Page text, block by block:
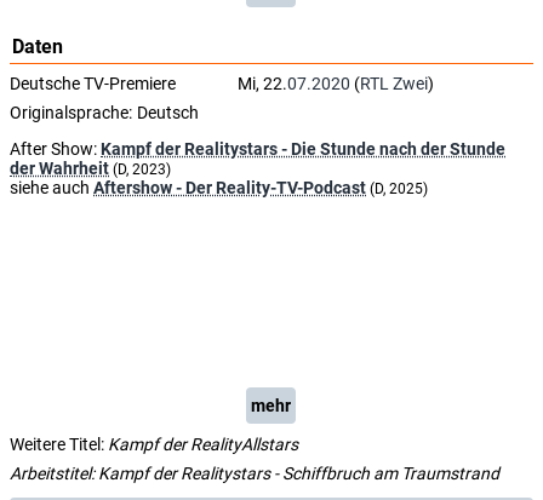
Daten
Deutsche TV-Premiere Mi, 22.07.2020 (RTL Zwei)
Originalsprache: Deutsch
After Show:Kampf der Realitystars - Die Stunde nach der Stunde
der Wahrheit (D, 2023)
siehe auch Aftershow - Der Reality-TV-Podcast (D, 2025)
mehr
Weitere Titel: Kampf der RealityAllstars
Arbeitstitel: Kampf der Realitystars - Schiffbruch am Traumstrand